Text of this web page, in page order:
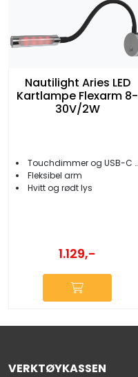
Nautilight Aries LED
Kartlampe Flexarm 8-
30V/2W
Touchdimmer og USB-C uttak 2A
Fleksibel arm
Hvitt og rødt lys
1.129,-
VERKTØYKASSEN